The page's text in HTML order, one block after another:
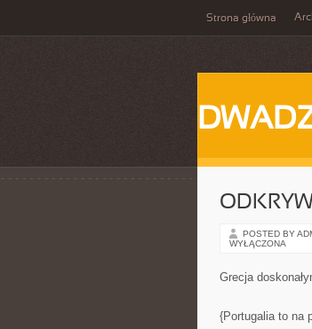
Strona główna
POSTED BY
WYŁĄCZONA
Grecja
{Portugalia to na